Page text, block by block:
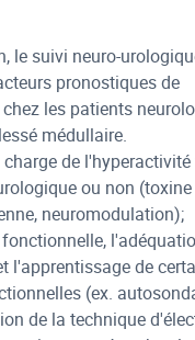
le suivi neuro-
pronostiques de
les patients
médullaire.
de
ou non
neuromodulation);
l'apprentissage de
(ex.
de la technique